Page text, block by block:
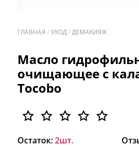
ГЛАВНАЯ /УХОД/ДЕМАКИЯЖ
Масло
очищающее с
Tocobo
Остаток:2шт.